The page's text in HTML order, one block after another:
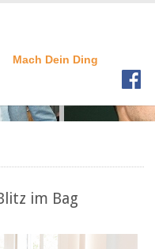
Mach Dein Ding
im Bag